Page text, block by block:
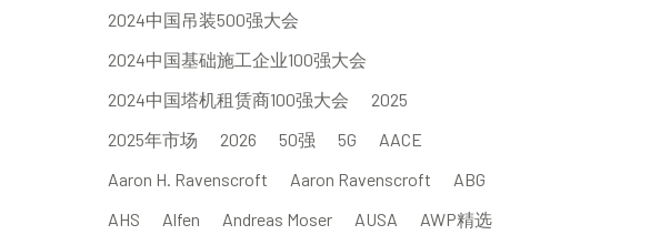
2024中国吊装500强大会
2024中国基础施工企业100强大会
2024中国塔机租赁商100强大会
2025
2025年市场
2026 50强 5G
AACE
Aaron H. Ravenscroft
Aaron Ravenscroft
ABG
AHS
Alfen Andreas Moser AUSA
AWP精选